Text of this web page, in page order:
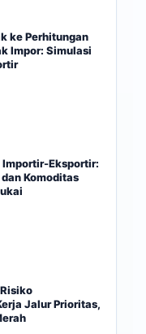
ke Perhitungan
Impor: Simulasi
Importir-Eksportir:
Komoditas
Jalur Prioritas,